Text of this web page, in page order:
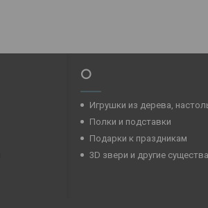
⭕
Игрушки из дерева,
Полки и подставки
Подарки к праздникам
3D звери и другие существа